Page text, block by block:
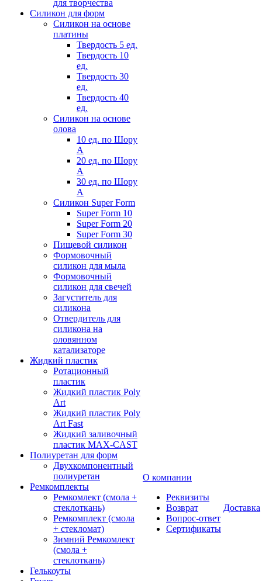
для творчества
Силикон для форм
Силикон на основе
платины
Твердость 5 ед.
Твердость 10
ед.
Твердость 30
ед.
Твердость 40
ед.
Силикон на основе
олова
10 ед. по Шору
А
20 ед. по Шору
А
30 ед. по Шору
А
Силикон Super Form
Super Form 10
Super Form 20
Super Form 30
Пищевой силикон
Формовочный
силикон для мыла
Формовочный
силикон для свечей
Загуститель для
силикона
Отвердитель для
силикона на
оловянном
катализаторе
Жидкий пластик
Ротационный
пластик
Жидкий пластик Poly
Art
Жидкий пластик Poly
Art Fast
Жидкий заливочный
пластик MAX-CAST
Полиуретан для форм
Двухкомпонентный
полиуретан
Ремкомплекты
Ремкомлект (смола +
стеклоткань)
Ремкомплект (смола
+ стекломат)
Зимний Ремкомлект
(смола +
стеклоткань)
Гелькоуты
О компании
Реквизиты
Возврат
Вопрос-ответ
Сертификаты
Доставка